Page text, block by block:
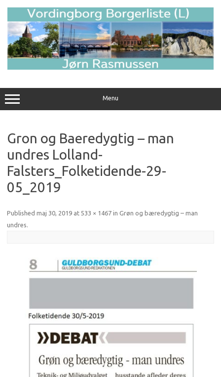
Menu
Gron og Baeredygtig – man
undres Lolland-
Falsters_Folketidende-29-
05_2019
Published maj 30, 2019 at 533 × 1467 in Grøn og bæredygtig – man
undres.